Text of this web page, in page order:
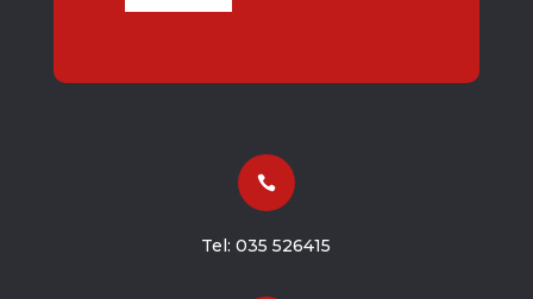

Tel:035 526415